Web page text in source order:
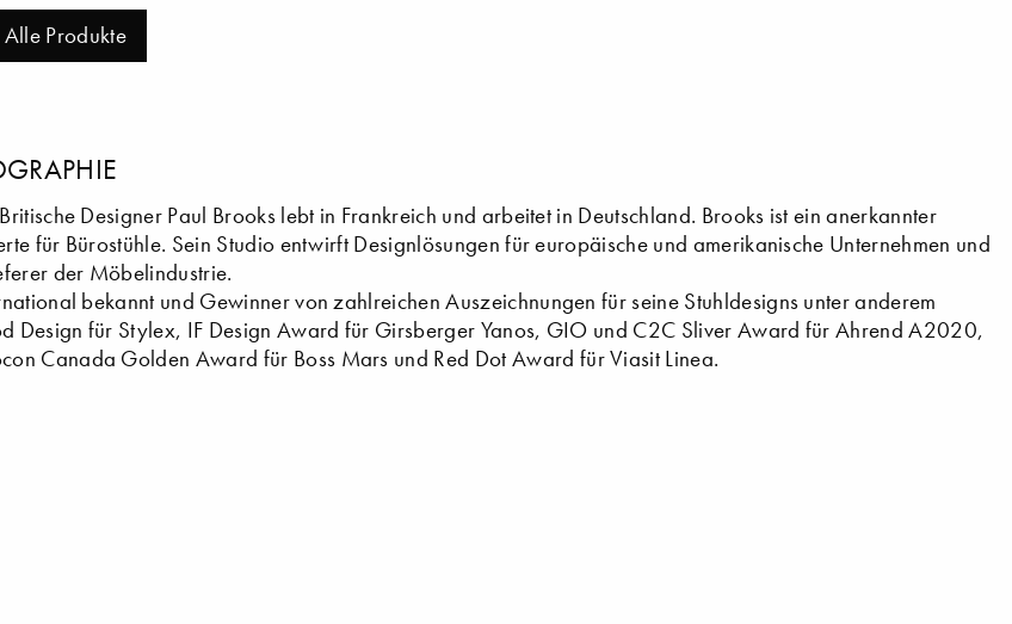
Alle Produkte
Designer Paul Brooks lebt in Frankreich und arbeitet in Deutschland. Brooks ist ein anerkannter
für Bürostühle. Sein Studio entwirft Designlösungen für europäische und amerikanische Unternehmen und
der Möbelindustrie.
bekannt und Gewinner von zahlreichen Auszeichnungen für seine Stuhldesigns unter anderem
Design für Stylex, IF Design Award für Girsberger Yanos, GIO und C2C Sliver Award für Ahrend A2020,
Canada Golden Award für Boss Mars und Red Dot Award für Viasit Linea.